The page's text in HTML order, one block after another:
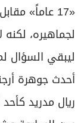
لجماهيره،
ليبقي السؤال
أحدث جوهرة
ريال مدريد